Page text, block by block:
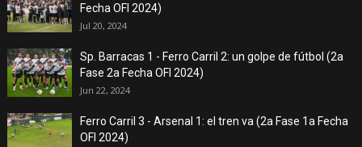
Fecha OFI 2024)
Jul 20, 2024
Sp. Barracas 1 - Ferro Carril 2: un golpe de fútbol (2a
Fase 2a Fecha OFI 2024)
Jun 22, 2024
Ferro Carril 3 - Arsenal 1: el tren va (2a Fase 1a Fecha
OFI 2024)